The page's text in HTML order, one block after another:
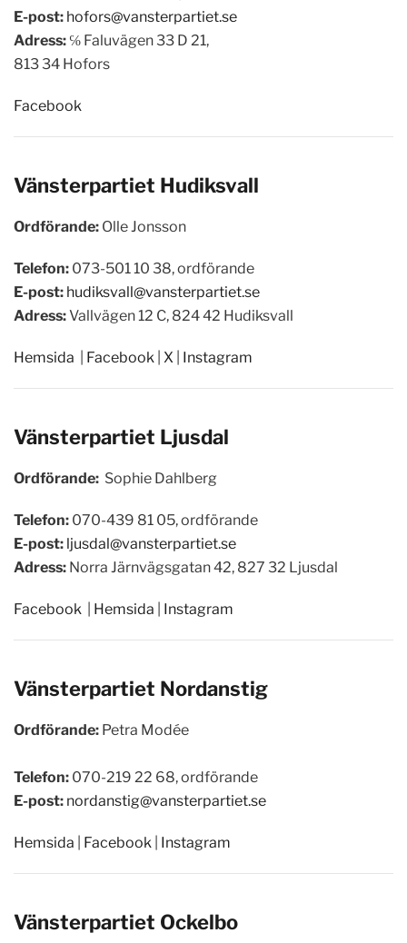
E-post: hofors@vansterpartiet.se
Adress: ℅ Faluvägen 33 D 21,
813 34 Hofors
Facebook
Vänsterpartiet Hudiksvall
Ordförande: Olle Jonsson
Telefon: 073-501 10 38, ordförande
E-post: hudiksvall@vansterpartiet.se
Adress:Vallvägen 12 C, 824 42 Hudiksvall
Hemsida Facebook X Instagram
Vänsterpartiet Ljusdal
Ordförande: Sophie Dahlberg
Telefon: 070-439 81 05, ordförande
E-post: ljusdal@vansterpartiet.se
Adress: Norra Järnvägsgatan 42, 827 32 Ljusdal
Facebook Hemsida Instagram
Vänsterpartiet Nordanstig
Ordförande: Petra Modée
Telefon: 070-219 22 68, ordförande
E-post: nordanstig@vansterpartiet.se
Hemsida Facebook Instagram
Vänsterpartiet Ockelbo